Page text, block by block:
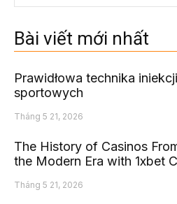
Bài viết mới nhất
Prawidłowa technika
sportowych
Tháng 5 21, 2026
The History of Casinos
the Modern Era with 1xbet
Tháng 5 21, 2026